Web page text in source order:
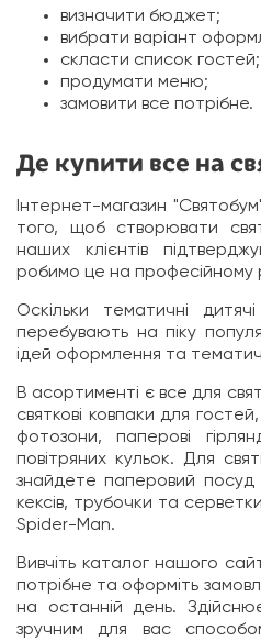
визначити бюджет;
вибрати варіант
скласти список гостей;
продумати меню;
замовити все потрібне.
Де купити все на
Інтернет-магазин
того, щоб створювати
наших клієнтів
робимо це на професійному
Оскільки тематичні
перебувають на піку
ідей оформлення та
В асортименті є все для
святкові ковпаки для
фотозони, паперові
повітряних кульок. Для
знайдете паперовий посуд
кексів, трубочки та
Spider-Man.
Вивчіть каталог нашого
потрібне та оформіть
на останній день.
зручним для вас